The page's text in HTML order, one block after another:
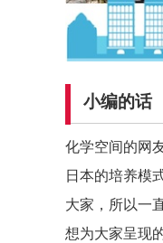
小编的话
化学空间的网
日本的培养模
大家，所以一
想为大家呈现